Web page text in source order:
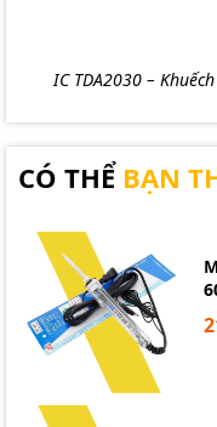
IC TDA2030 –
CÓ THỂ BẠN